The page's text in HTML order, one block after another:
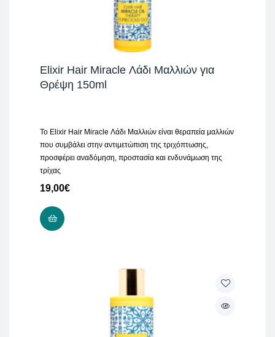
Elixir Hair Miracle Λάδι Μαλλιών για
Θρέψη 150ml
Το Elixir Hair Miracle Λάδι Μαλλιών είναι θεραπεία μαλλιών
που συμβάλει στην αντιμετώπιση της τριχόπτωσης,
προσφέρει αναδόμηση, προστασία και ενδυνάμωση της
τρίχας
19,00€